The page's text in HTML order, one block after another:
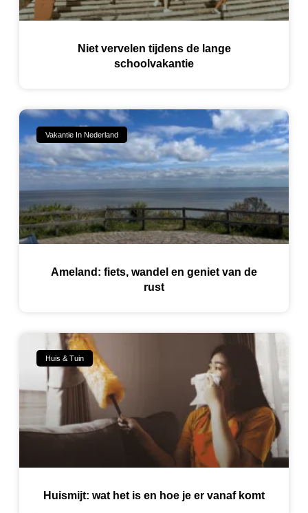
Niet vervelen tijdens de lange
schoolvakantie
Vakantie In Nederland
Ameland: fiets, wandel en geniet van de
rust
Huis & Tuin
Huismijt: wat het is en hoe je er vanaf komt